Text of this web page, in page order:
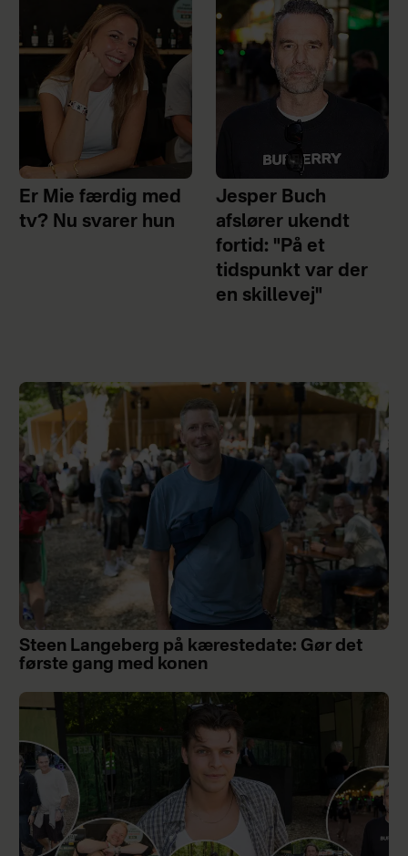
Er Mie færdig med
tv? Nu svarer hun
Jesper Buch
afslører ukendt
fortid: "På et
tidspunkt var der
en skillevej"
Steen Langeberg på kærestedate: Gør det
første gang med konen